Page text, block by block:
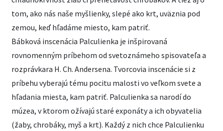
tom, ako nás naše myšlienky, slepé ako krt, uväznia pod
zemou, keď hľadáme miesto, kam patriť.
Bábková inscenácia Palculienka je inšpirovaná
rovnomenným príbehom od svetoznámeho spisovateľa a
rozprávkara H. Ch. Andersena. Tvorcovia inscenácie si z
príbehu vyberajú tému pocitu malosti vo veľkom svete a
hľadania miesta, kam patriť. Palculienka sa narodí do
múzea, v ktorom ožívajú staré exponáty a ich obyvatelia
(žaby, chrobáky, myš a krt). Každý z nich chce Palculienku